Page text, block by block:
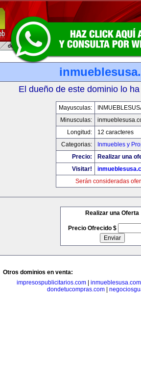
El dueño de este dominio lo
Mayusculas:
Minusculas:
Longitud:
12 caracteres
Categorias:
Inmuebles y
Precio:
Realizar una
Visitar!
Serán consideradas
Realizar una Oferta
Precio Ofrecido $
Otros dominios en venta:
impresospublicitarios.com
inmueblesusa.com
dondetucompras.com|